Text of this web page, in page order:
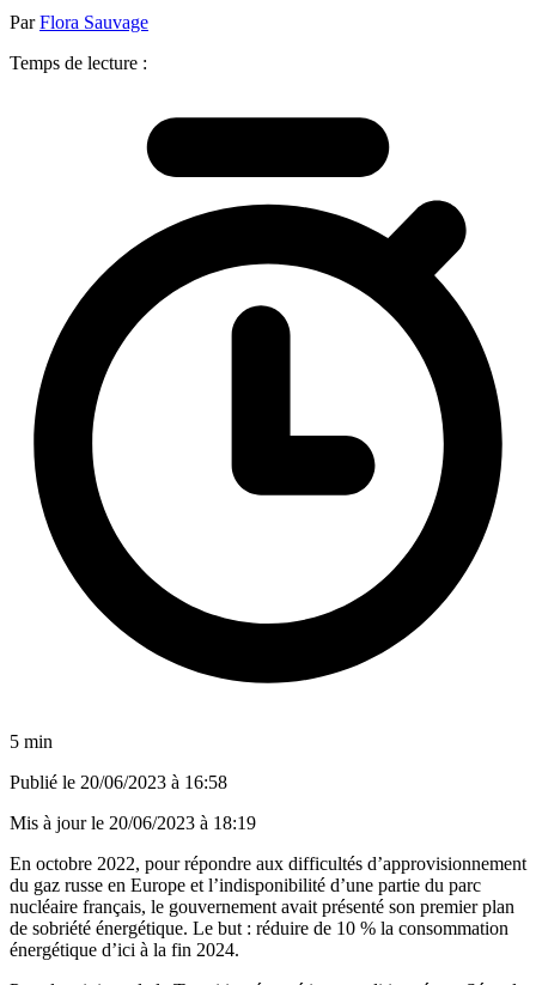
ParFlora Sauvage
Temps de lecture :
5 min
Publié le 20/06/2023 à 16:58
Mis à jour le 20/06/2023 à 18:19
En octobre 2022, pour répondre aux difficultés d’approvisionnement
du gaz russe en Europe et l’indisponibilité d’une partie du parc
nucléaire français, le gouvernement avait présenté son premier plan
de sobriété énergétique. Le but : réduire de 10 % la consommation
énergétique d’ici à la fin 2024.